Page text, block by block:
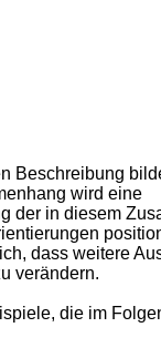
Beschreibung
wird eine
der in diesem
dass weitere
verändern.
die im